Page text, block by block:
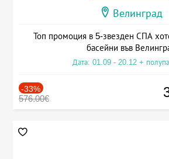
Велинград
Топ промоция в 5-звезден СПА
басейни във
Дата: 01.09 - 20.12 +
-33%
576.00€